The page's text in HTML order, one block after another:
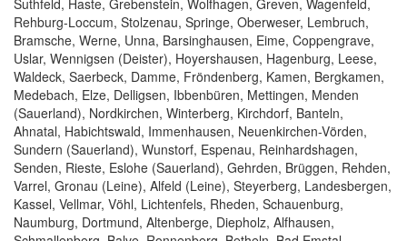
Rehburg-Loccum, Stolzenau, Springe, Oberweser, Lembruch,
Bramsche, Werne, Unna, Barsinghausen, Eime, Coppengrave,
Uslar, Wennigsen (Deister), Hoyershausen, Hagenburg, Leese,
Waldeck, Saerbeck, Damme, Fröndenberg, Kamen, Bergkamen,
Medebach, Elze, Delligsen, Ibbenbüren, Mettingen, Menden
(Sauerland), Nordkirchen, Winterberg, Kirchdorf, Banteln,
Ahnatal, Habichtswald, Immenhausen, Neuenkirchen-Vörden,
Sundern (Sauerland), Wunstorf, Espenau, Reinhardshagen,
Senden, Rieste, Eslohe (Sauerland), Gehrden, Brüggen, Rehden,
Varrel, Gronau (Leine), Alfeld (Leine), Steyerberg, Landesbergen,
Kassel, Vellmar, Vöhl, Lichtenfels, Rheden, Schauenburg,
Naumburg, Dortmund, Altenberge, Diepholz, Alfhausen,